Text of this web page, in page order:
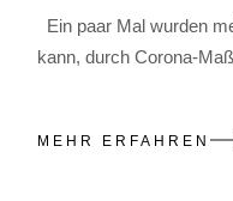
Ein paar Mal wurden
kann, durch Corona-
MEHR ERFAHREN